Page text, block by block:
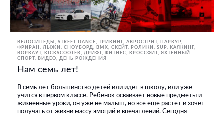
ВЕЛОСИПЕДЫ STREET DANCE
ТРИКИНГ, АКРОСТРИТ, ПАРКУР,
ФРИРАН
ЛЫЖИ, СНОУБОРД BMX, СКЕЙТ, РОЛИКИ SUP
КАЯКИНГ
ВОРКАУТ
KICKSCOOTER ДРИФТ ФИТНЕС, КРОССФИТ
ЯХТЕННЫЙ
СПОРТ
ВИДЕО ДЕНЬ РОЖДЕНИЯ
Нам семь лет!
В семь лет большинство детей или идет в школу, или уже
учится в первом классе. Ребенок осваивает новые предметы и
жизненные уроки, он уже не малыш, но все еще растет и хочет
получать от жизни массу эмоций и впечатлений. Сегодня